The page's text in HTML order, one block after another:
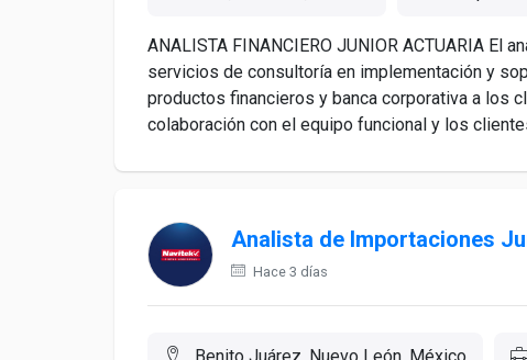
ANALISTA FINANCIERO JUNIOR ACTUARIA El
servicios de consultoría en implementación y
productos financieros y banca corporativa a los
colaboración con el equipo funcional y los
Analista de Importaciones
Hace 3 días